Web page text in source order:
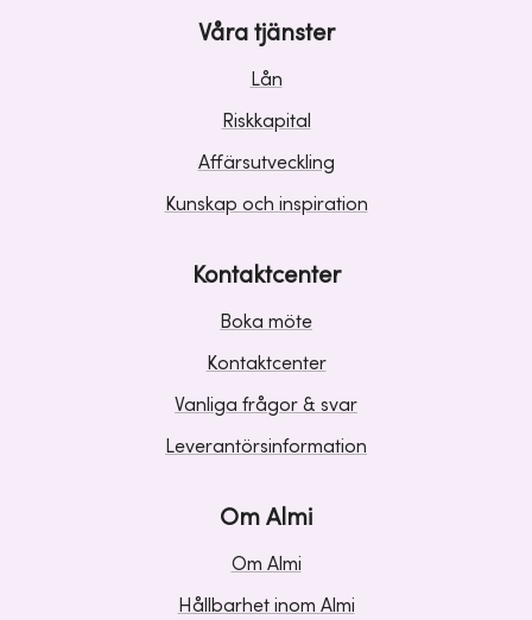
Våra tjänster
Lån
Riskkapital
Affärsutveckling
Kunskap och inspiration
Kontaktcenter
Boka möte
Kontaktcenter
Vanliga frågor & svar
Leverantörsinformation
Om Almi
Om Almi
Hållbarhet inom Almi